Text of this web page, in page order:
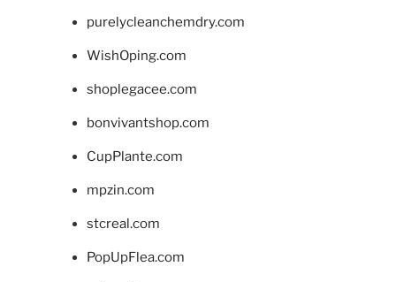
purelycleanchemdry.com
WishOping.com
shoplegacee.com
bonvivantshop.com
CupPlante.com
mpzin.com
stcreal.com
PopUpFlea.com